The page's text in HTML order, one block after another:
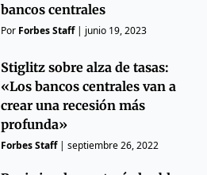
bancos centrales
Por Forbes Staff| junio 19, 2023
Stiglitz sobre alza de tasas:
«Los bancos centrales van a
crear una recesión más
profunda»
Forbes Staff|septiembre 26, 2022